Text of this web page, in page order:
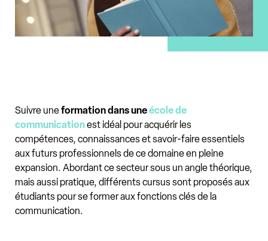
Suivre uneformation dans uneécole de
communicationest idéal pour acquérir les
compétences, connaissances et savoir-faire essentiels
aux futurs professionnels de ce domaine en pleine
expansion. Abordant ce secteur sous un angle théorique,
mais aussi pratique, différents cursus sont proposés aux
étudiants pour se former aux fonctions clés de la
communication.